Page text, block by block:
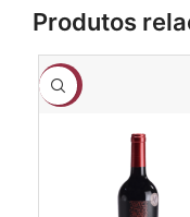
Produtos
-18%